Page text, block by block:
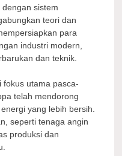
sistem
teori dan
para
industri modern,
dan teknik.
fokus utama pasca-
telah mendorong
yang lebih bersih.
seperti tenaga angin
produksi dan